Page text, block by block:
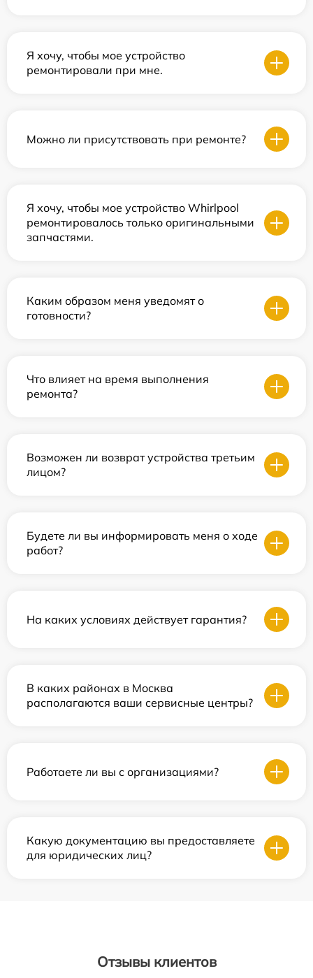
Я хочу, чтобы мое устройство
ремонтировали при мне.
Можно ли присутствовать при ремонте?
Я хочу, чтобы мое устройство Whirlpool
ремонтировалось только оригинальными
запчастями.
Каким образом меня уведомят о
готовности?
Что влияет на время выполнения
ремонта?
Возможен ли возврат устройства третьим
лицом?
Будете ли вы информировать меня о ходе
работ?
На каких условиях действует гарантия?
В каких районах в Москва
располагаются ваши сервисные центры?
Работаете ли вы с организациями?
Какую документацию вы предоставляете
для юридических лиц?
Отзывы клиентов